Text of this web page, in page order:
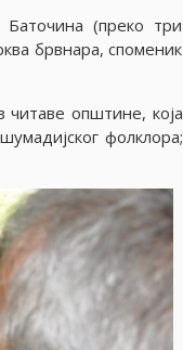
(преко три
брвнара, споменик
читаве општине, коjа
фолклора;